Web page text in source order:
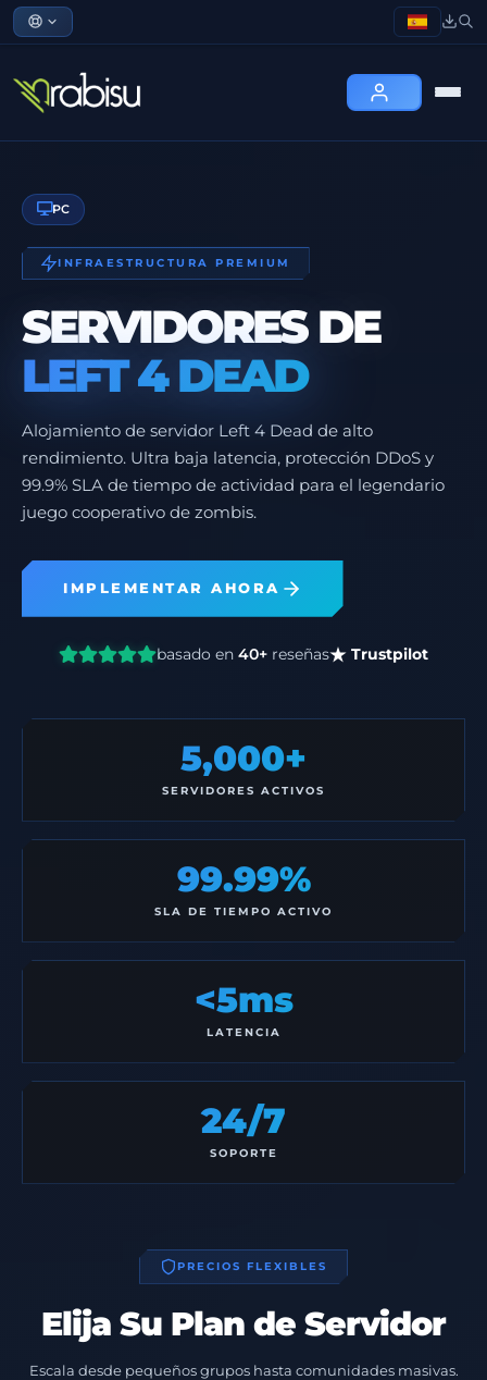
PC
INFRAESTRUCTURA PREMIUM
SERVIDORES DE
LEFT 4 DEAD
Alojamiento de servidor Left 4 Dead de alto
rendimiento. Ultra baja latencia, protección DDoS y
99.9% SLA de tiempo de actividad para el legendario
juego cooperativo de zombis.
IMPLEMENTAR AHORA
basado en 40+ reseñas Trustpilot
5,000+
SERVIDORES ACTIVOS
99.99%
SLA DE TIEMPO ACTIVO
<5ms
LATENCIA
24/7
SOPORTE
PRECIOS FLEXIBLES
Elija Su Plan de Servidor
Escala desde pequeños grupos hasta comunidades masivas.